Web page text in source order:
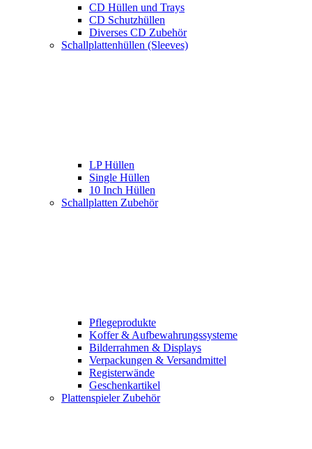
CD Hüllen und Trays
CD Schutzhüllen
Diverses CD Zubehör
Schallplattenhüllen (Sleeves)
LP Hüllen
Single Hüllen
10 Inch Hüllen
Schallplatten Zubehör
Pflegeprodukte
Koffer & Aufbewahrungssysteme
Bilderrahmen & Displays
Verpackungen & Versandmittel
Registerwände
Geschenkartikel
Plattenspieler Zubehör